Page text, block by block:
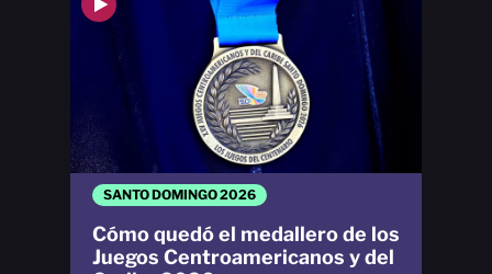
SANTO DOMINGO 2026
Cómo quedó el medallero de los
Juegos Centroamericanos y del